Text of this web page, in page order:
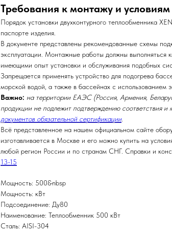
Требования к монтажу и условиям
Порядок установки двухконтурного теплообменника
паспорте изделия.
В документе представлены рекомендованные схемы
эксплуатации. Монтажные работы должны выполняться
имеющими опыт установки и обслуживания подобных
Запрещается применять устройство для подогрева
морской водой, а также в бассейнах с использованием
Важно: на территории ЕАЭС (Россия, Армения,
продукции не подлежит подтверждению соответствия и
документов обязательной сертификации.
Всё представленное на нашем официальном сайте
изготавливается в Москве и его можно купить на
любой регион России и по странам СНГ. Справки и
13-15
Мощность: 500&nbsp
Мощность: кВт
Подсоединение: Ду80
Наименование: Теплообменник 500 кВт
Сталь: AISI-304